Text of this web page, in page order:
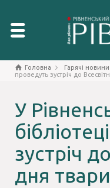
Головна Гарячі новини
проведуть зустріч до
У
зустріч
дня